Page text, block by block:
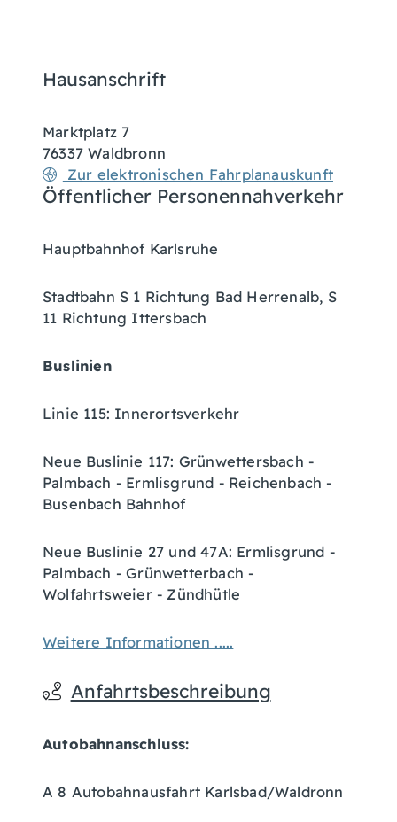
Hausanschrift
Marktplatz 7
76337 Waldbronn
Zur elektronischen Fahrplanauskunft
Öffentlicher Personennahverkehr
Hauptbahnhof Karlsruhe
Stadtbahn S 1 Richtung Bad Herrenalb, S
11 Richtung Ittersbach
Buslinien
Linie 115: Innerortsverkehr
Neue Buslinie 117: Grünwettersbach -
Palmbach - Ermlisgrund - Reichenbach -
Busenbach Bahnhof
Neue Buslinie 27 und 47A: Ermlisgrund -
Palmbach - Grünwetterbach -
Wolfahrtsweier - Zündhütle
Weitere Informationen .....
Anfahrtsbeschreibung
Autobahnanschluss:
A 8 Autobahnausfahrt Karlsbad/Waldronn